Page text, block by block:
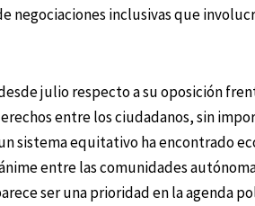
negociaciones inclusivas que
julio respecto a su oposición
entre los ciudadanos, sin
sistema equitativo ha encontrado
entre las comunidades
ser una prioridad en la agenda